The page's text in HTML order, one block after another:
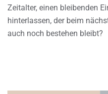
Zeitalter, einen bleibenden
hinterlassen, der beim
auch noch bestehen bleibt?